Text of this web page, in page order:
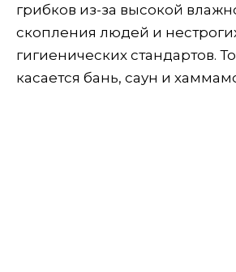
грибков из-за высокой
скопления людей и
гигиенических стандартов.
касается бань, саун и